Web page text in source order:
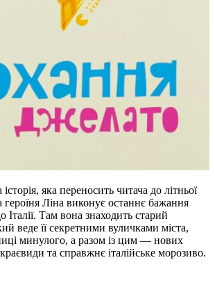
яка переносить читача до літньої
героїня Ліна виконує останнє бажання
Італії. Там вона знаходить старий
веде її секретними вуличками міста,
минулого, а разом із цим — нових
та справжнє італійське морозиво.